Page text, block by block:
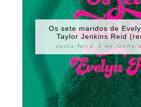
Os sete maridos de
Taylor Jenkins Reid
sexta-feira, 2 de junho